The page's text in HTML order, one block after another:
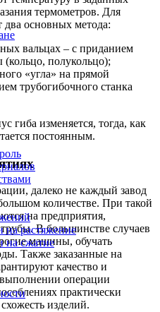
на растяжение
на сжатие
термометров. Для
два основных метода:
вальцах – с приданием
полукольцо);
«угла» на прямой
трубогибочного станка
гиба изменяется, тогда, как
постоянным.
далеко не каждый завод
количестве. При такой
на предприятия,
В большинстве случаев
машины, обучать
Также заказанные на
качество и
операции
практически
изделий.